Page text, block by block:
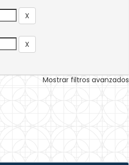
Mostrar filtros avanzados